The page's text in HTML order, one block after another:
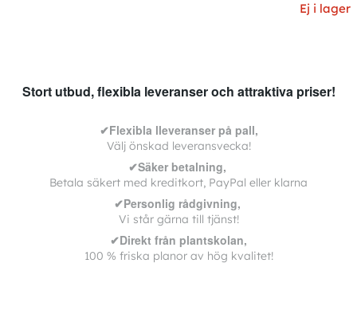
Ej i lager
Stort utbud, flexibla leveranser och attraktiva priser!
✔Flexibla lleveranser på pall,
Välj önskad leveransvecka!
✔Säker betalning,
Betala säkert med kreditkort, PayPal eller klarna
✔Personlig rådgivning,
Vi står gärna till tjänst!
✔Direkt från plantskolan,
100 % friska planor av hög kvalitet!